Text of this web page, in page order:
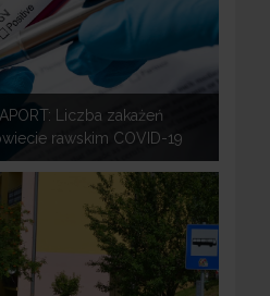
Liczba zakażeń
rawskim COVID-19